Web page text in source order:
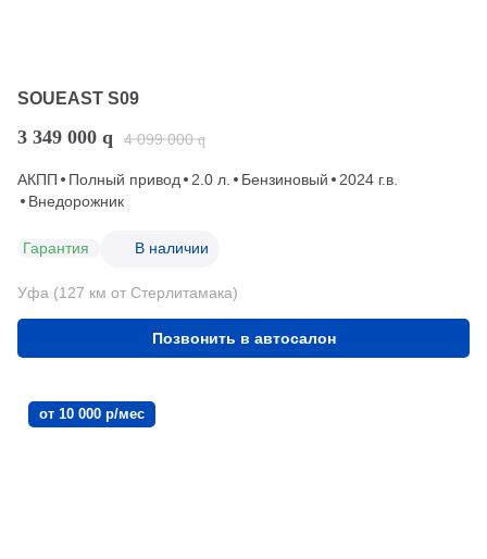
SOUEAST S09
3 349 000 q 4 099 000 q
АКПП Полный привод 2.0 л. Бензиновый
2024 г.в.
Внедорожник
Гарантия В наличии
Уфа (127 км от Стерлитамака)
Позвонить в автосалон
от 10 000 р/мес